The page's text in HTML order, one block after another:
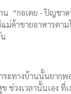
น “กอเตย - ปิญชา
ม่ค้าขายอาหารตาม
ระทางบ้านนั้นยากพ
ช่วงเวลานั้นเอง ที่เ